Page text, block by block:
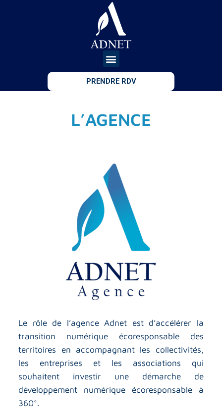
PRENDRE RDV
L’AGENCE
Le rôle de l’agence Adnet est d’accélérer la
transition numérique écoresponsable des
territoires en accompagnant les collectivités,
les entreprises et les associations qui
souhaitent investir une démarche de
développement numérique écoresponsable à
360°.